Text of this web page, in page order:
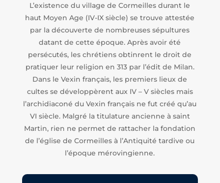
L’existence du village de Cormeilles durant le
haut Moyen Age (IV-IX siècle) se trouve attestée
par la découverte de nombreuses sépultures
datant de cette époque. Après avoir été
persécutés, les chrétiens obtinrent le droit de
pratiquer leur religion en 313 par l’édit de Milan.
Dans le Vexin français, les premiers lieux de
cultes se développèrent aux IV – V siècles mais
l’archidiaconé du Vexin français ne fut créé qu’au
VI siècle. Malgré la titulature ancienne à saint
Martin, rien ne permet de rattacher la fondation
de l’église de Cormeilles à l’Antiquité tardive ou
l’époque mérovingienne.